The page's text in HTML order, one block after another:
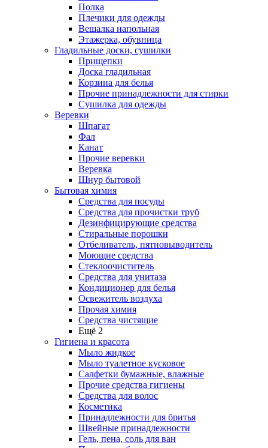
Полка
Плечики для одежды
Вешалка напольная
Этажерка, обувница
Гладильные доски, сушилки
Прищепки
Доска гладильная
Корзина для белья
Прочие принадлежности для стирки
Сушилка для одежды
Веревки
Шпагат
Фал
Канат
Прочие веревки
Веревка
Шнур бытовой
Бытовая химия
Средства для посуды
Средства для прочистки труб
Дезинфицирующие средства
Стиральные порошки
Отбеливатель, пятновыводитель
Моющие средства
Стеклоочиститель
Средства для унитаза
Кондиционер для белья
Освежитель воздуха
Прочая химия
Средства чистящие
Ещё 2
Гигиена и красота
Мыло жидкое
Мыло туалетное кусковое
Салфетки бумажные, влажные
Прочие средства гигиены
Средства для волос
Косметика
Принадлежности для бритья
Швейные принадлежности
Гель, пена, соль для ван